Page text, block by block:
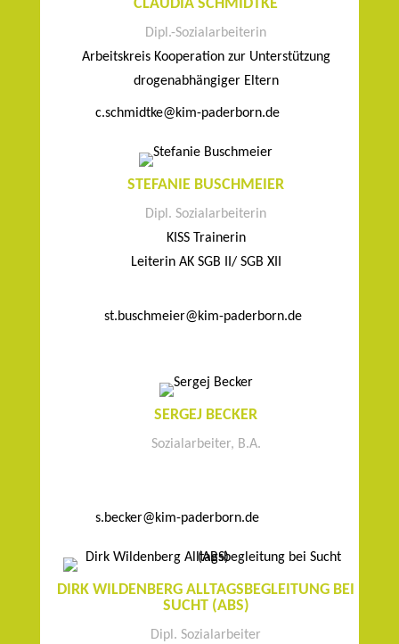
CLAUDIA SCHMIDTKE
Dipl.-Sozialarbeiterin
Arbeitskreis Kooperation zur Unterstützung
drogenabhängiger Eltern
c.schmidtke@kim-paderborn.de
STEFANIE BUSCHMEIER
Dipl. Sozialarbeiterin
KISS Trainerin
Leiterin AK SGB II/ SGB XII
st.buschmeier@kim-paderborn.de
SERGEJ BECKER
Sozialarbeiter, B.A.
s.becker@kim-paderborn.de
DIRK WILDENBERG ALLTAGSBEGLEITUNG BEI
SUCHT (ABS)
Dipl. Sozialarbeiter